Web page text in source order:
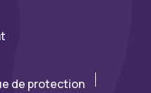
de protection